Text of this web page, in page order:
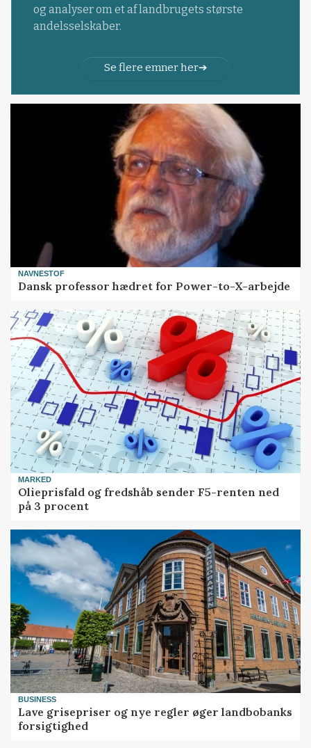
og analyser om et af landbrugets største
andelsselskaber.
Se flere emner her
NAVNESTOF
Dansk professor hædret for Power-to-X-arbejde
MARKED
Olieprisfald og fredshåb sender F5-renten ned
på 3 procent
BUSINESS
Lave grisepriser og nye regler øger landbobanks
forsigtighed